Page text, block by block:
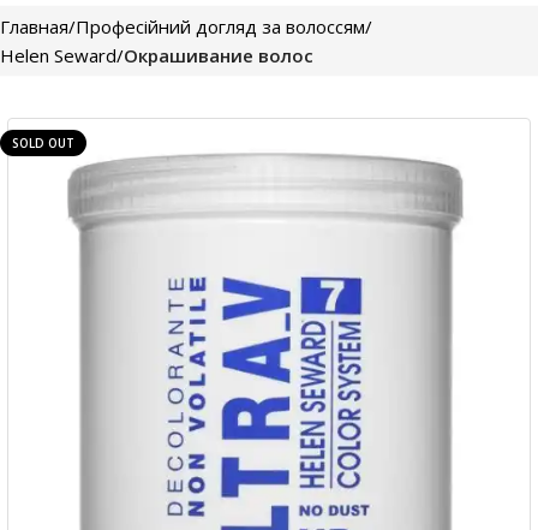
Главная Професійний догляд за волоссям
Helen Seward Окрашивание волос
SOLD OUT